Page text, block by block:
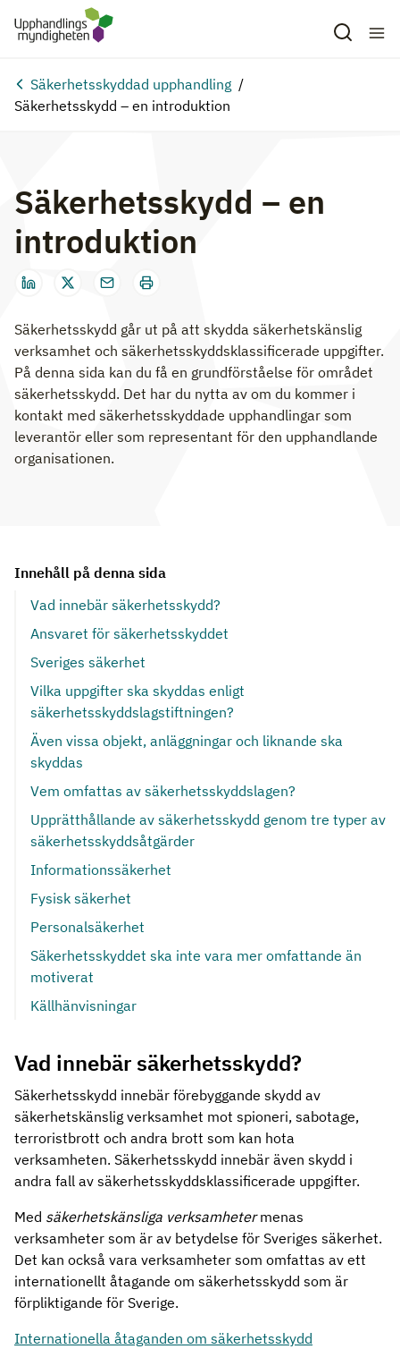
Hoppa till huvudinnehåll
Säkerhetsskyddad upphandling
Säkerhetsskydd – en introduktion
Säkerhetsskydd – en
introduktion
Säkerhetsskydd går ut på att skydda säkerhetskänslig
verksamhet och säkerhetsskyddsklassificerade uppgifter.
På denna sida kan du få en grundförståelse för området
säkerhetsskydd. Det har du nytta av om du kommer i
kontakt med säkerhetsskyddade upphandlingar som
leverantör eller som representant för den upphandlande
organisationen.
Innehåll på denna sida
Vad innebär säkerhetsskydd?
Ansvaret för säkerhetsskyddet
Sveriges säkerhet
Vilka uppgifter ska skyddas enligt
säkerhetsskyddslagstiftningen?
Även vissa objekt, anläggningar och liknande ska
skyddas
Vem omfattas av säkerhetsskyddslagen?
Upprätthållande av säkerhetsskydd genom tre typer av
säkerhetsskyddsåtgärder
Informationssäkerhet
Fysisk säkerhet
Personalsäkerhet
Säkerhetsskyddet ska inte vara mer omfattande än
motiverat
Källhänvisningar
Vad innebär säkerhetsskydd?
Säkerhetsskydd innebär förebyggande skydd av
säkerhetskänslig verksamhet mot spioneri, sabotage,
terroristbrott och andra brott som kan hota
verksamheten. Säkerhetsskydd innebär även skydd i
andra fall av säkerhetsskyddsklassificerade uppgifter.
Med säkerhetskänsliga verksamhetermenas
verksamheter som är av betydelse för Sveriges säkerhet.
Det kan också vara verksamheter som omfattas av ett
internationellt åtagande om säkerhetsskydd som är
förpliktigande för Sverige.
Internationella åtaganden om säkerhetsskydd